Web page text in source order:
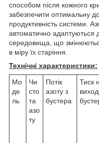
способом після кожного
забезпечити оптимальну
продуктивність системи.
автоматично адаптуються
середовища, що
в міру їх старіння.
Технічні характеристики:
Мо
де
ль
Чи
сто
та
азо
ту
Потік
азоту з
бустера
Тиск